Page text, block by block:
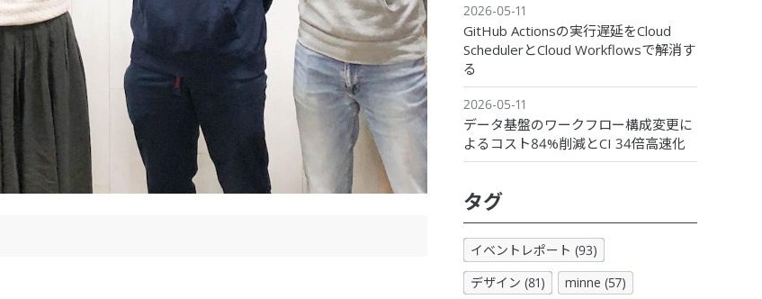
2026-05-11
GitHub Actionsの実行遅延をCloud
SchedulerとCloud Workflowsで解消す
る
2026-05-11
データ基盤のワークフロー構成変更に
よるコスト84%削減とCI 34倍高速化
タグ
イベントレポート (93)
デザイン (81)
minne (57)